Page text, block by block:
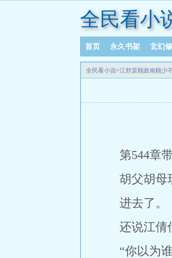
全民看小
首页 永久书架 玄幻
全民看小说>江舒棠顾政南顾少
第544章
胡父胡母
进去了。
还说江倩
“你以为